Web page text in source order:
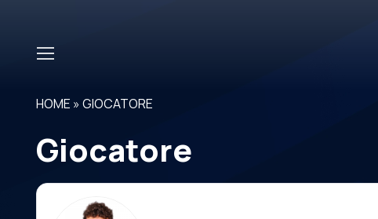
HOME »GIOCATORE
Giocatore